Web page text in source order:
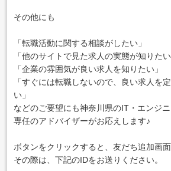
その他にも
「転職活動に関する相談がしたい」
「他のサイトで見た求人の実態が知りたい
「企業の雰囲気が良い求人を知りたい」
「すぐには転職しないので、良い求人を
い」
などのご要望にも神奈川県のIT・エンジ
専任のアドバイザーがお応えします♪
ボタンをクリックすると、友だち追加画面
その際は、下記のIDをお送りください。